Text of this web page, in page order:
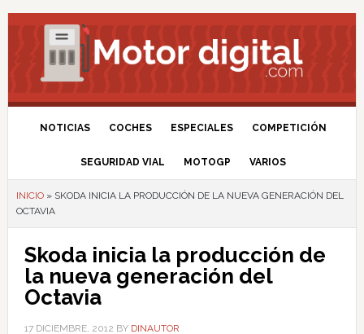
NOTICIAS COCHES ESPECIALES COMPETICIÓN
SEGURIDAD VIAL MOTOGP VARIOS
INICIO» SKODA INICIA LA PRODUCCIÓN DE LA NUEVA GENERACIÓN DEL
OCTAVIA
Skoda inicia la producción de
la nueva generación del
Octavia
17 DICIEMBRE, 2012 BY DINAUTOR